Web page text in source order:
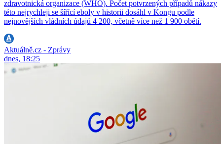
zdravotnická organizace (WHO). Počet potvrzených případů nákazy
této nejrychleji se šířící eboly v historii dosáhl v Kongu podle
nejnovějších vládních údajů 4 200, včetně více než 1 900 obětí.
Aktuálně.cz - Zprávy
dnes, 18:25